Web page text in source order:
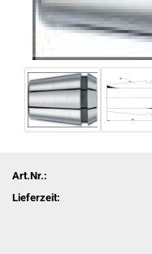
Art.Nr.:
Lieferzeit: